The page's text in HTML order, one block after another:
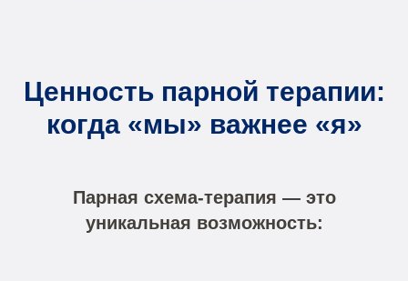
Ценность парной терапии:
когда «мы» важнее «я»
Парная схема-терапия — это
уникальная возможность: